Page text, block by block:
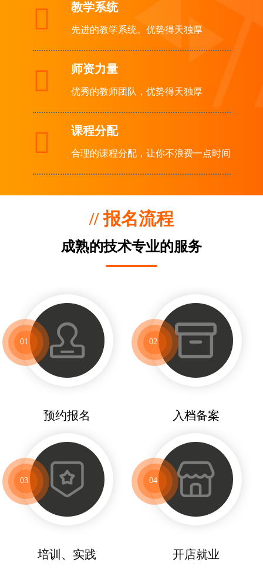
 教学系统
先进的教学系统。优势得天独厚
 师资力量
优秀的教师团队，优势得天独厚
 课程分配
合理的课程分配，让你不浪费一点时间
// 报名流程
成熟的技术专业的服务
01
预约报名
02
入档备案
03
培训、实践
04
开店就业